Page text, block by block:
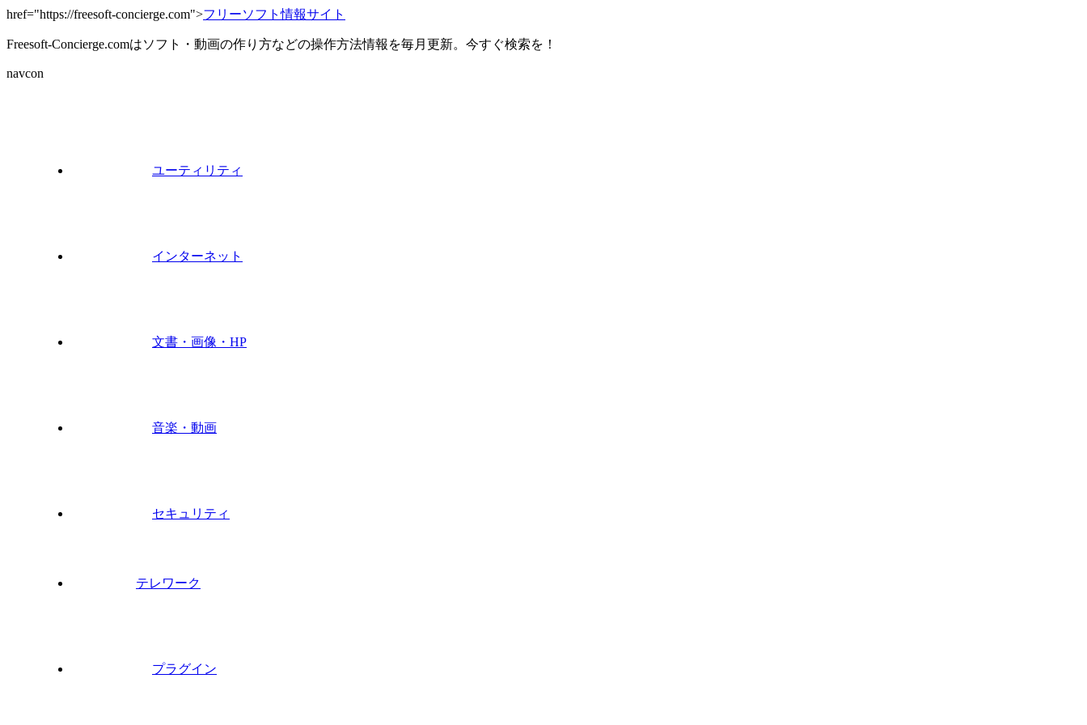
href="https://freesoft-concierge.com">フリーソフト情報サイト
Freesoft-Concierge.comはソフト・動画の作り方などの操作方法情報を毎月更新。今すぐ検索を！
navcon
ユーティリティ
インターネット
文書・画像・HP
音楽・動画
セキュリティ
テレワーク
プラグイン